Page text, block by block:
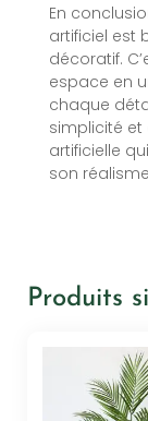
En
artificiel est
décoratif.
espace en
chaque
simplicité et
artificielle
son
Produits